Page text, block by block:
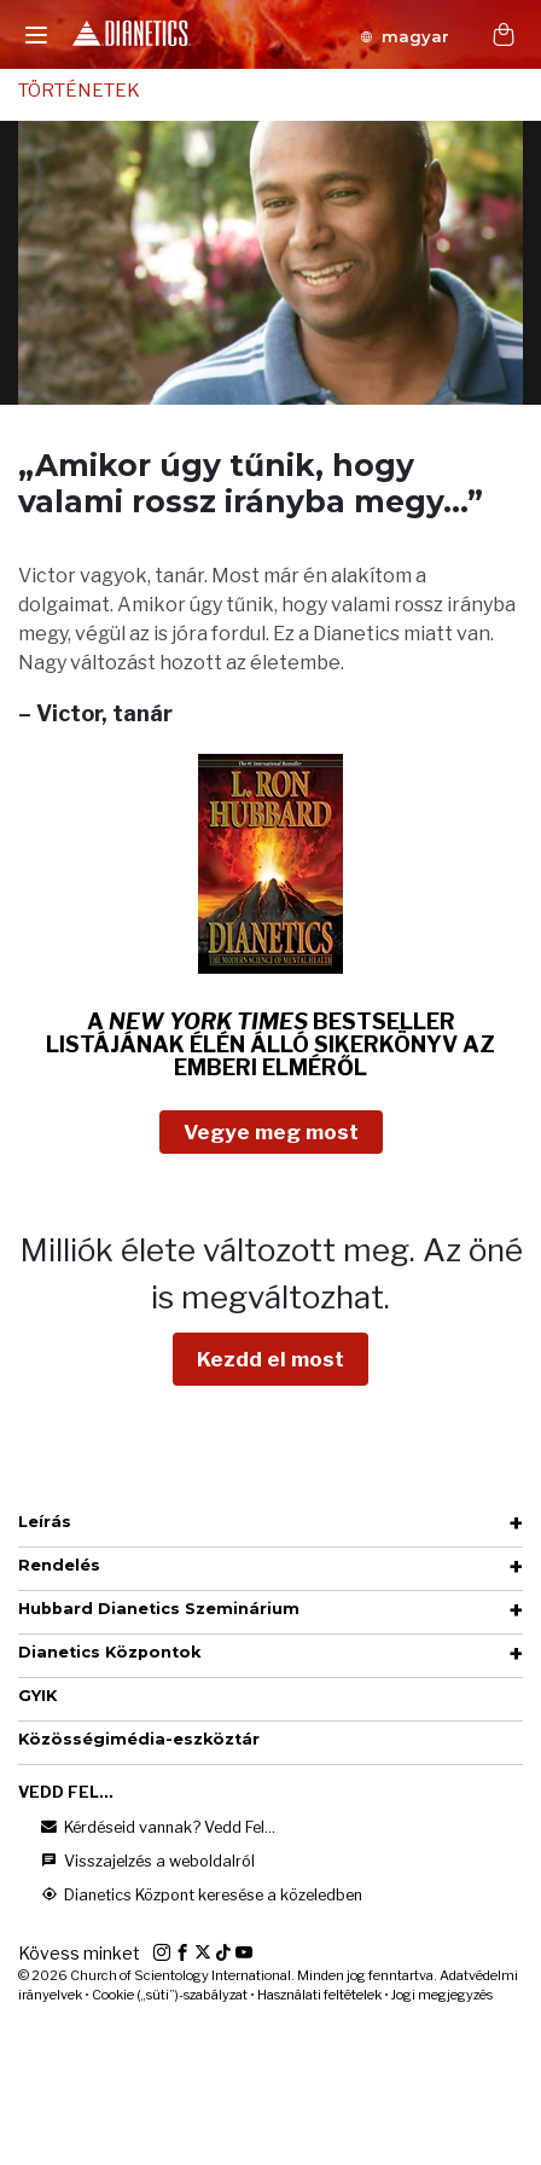
magyar
TÖRTÉNETEK
„Amikor úgy tűnik, hogy
valami rossz irányba megy...”
Victor vagyok, tanár. Most már én alakítom a
dolgaimat. Amikor úgy tűnik, hogy valami rossz irányba
megy, végül az is jóra fordul. Ez a Dianetics miatt van.
Nagy változást hozott az életembe.
– Victor, tanár
A NEW YORK TIMESBESTSELLER
LISTÁJÁNAK ÉLÉN ÁLLÓ SIKERKÖNYV AZ
EMBERI ELMÉRŐL
Vegye meg most
Milliók élete változott meg. Az öné
is megváltozhat.
Kezdd el most
Leírás
Rendelés
Hubbard Dianetics Szeminárium
Dianetics Központok
GYIK
Közösségimédia-eszköztár
VEDD FEL...
Kérdéseid vannak? Vedd Fel...
Visszajelzés a weboldalról
Dianetics Központ keresése a közeledben
Kövess minket
© 2026 Church of Scientology International. Minden jog fenntartva. Adatvédelmi
irányelvek • Cookie („süti”)-szabályzat • Használati feltételek • Jogi megjegyzés